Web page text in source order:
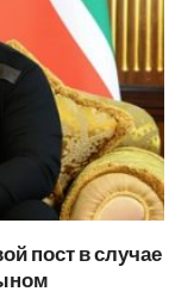
пост в случае